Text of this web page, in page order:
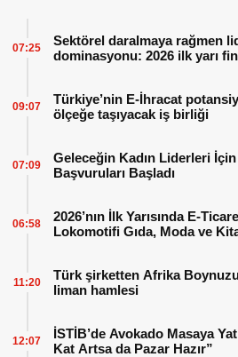
Sektörel daralmaya rağmen
dominasyonu: 2026 ilk yarı
07:25
Türkiye’nin E-İhracat
ölçeğe taşıyacak iş birliği
09:07
Geleceğin Kadın Liderleri
Başvuruları Başladı
07:09
2026’nın İlk Yarısında E-
Lokomotifi Gıda, Moda ve
06:58
Türk şirketten Afrika
liman hamlesi
11:20
İSTİB’de Avokado Masaya
Kat Artsa da Pazar Hazır”
12:07